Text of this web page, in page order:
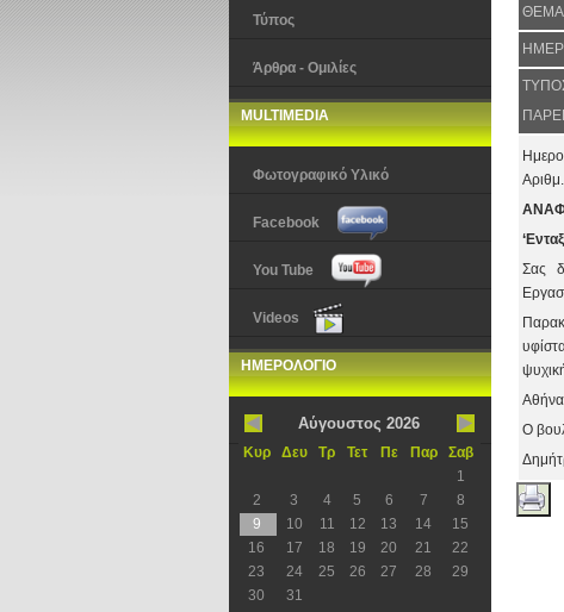
Τύπος
Άρθρα - Ομιλίες
MULTIMEDIA
Φωτογραφικό Υλικό
Facebook
You Tube
Videos
ΗΜΕΡΟΛΟΓΙΟ
Αύγουστος 2026
Κυρ Δευ Τρ Τετ Πε Παρ
Σαβ
1
2
3 4 5 6 7
8
9
10 11 12 13 14
15
16
17 18 19 20 21
22
23
24 25 26 27 28
29
30
31
ΘΕΜΑ
Σας
Ο